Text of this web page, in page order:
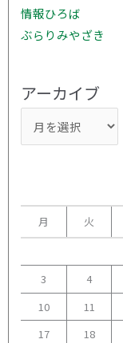
情報ひろば
ぶらりみやざき
アーカイブ
月
火
3
4
10
11
17
18